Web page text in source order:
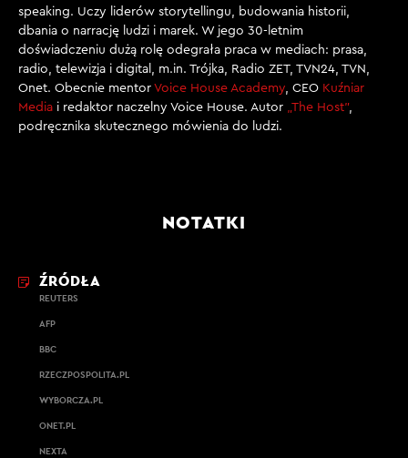
speaking. Uczy liderów storytellingu, budowania historii,
dbania o narrację ludzi i marek. W jego 30-letnim
doświadczeniu dużą rolę odegrała praca w mediach: prasa,
radio, telewizja i digital, m.in. Trójka, Radio ZET, TVN24, TVN,
Onet. Obecnie mentor Voice House Academy, CEO Kuźniar
Media i redaktor naczelny Voice House. Autor „The Host”,
podręcznika skutecznego mówienia do ludzi.
NOTATKI
ŹRÓDŁA
REUTERS
AFP
BBC
RZECZPOSPOLITA.PL
WYBORCZA.PL
ONET.PL
NEXTA